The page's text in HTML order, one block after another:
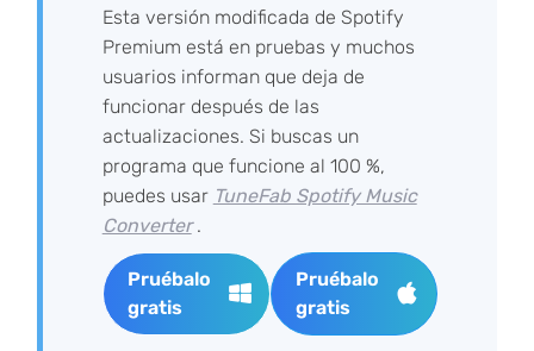
Esta versión modificada de Spotify
Premium está en pruebas y muchos
usuarios informan que deja de
funcionar después de las
actualizaciones. Si buscas un
programa que funcione al 100 %,
puedes usar TuneFab Spotify Music
Converter.
Pruébalo
gratis
Pruébalo
gratis